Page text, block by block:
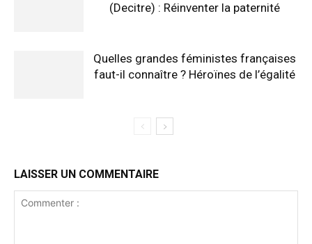
(Decitre) : Réinventer la paternité
Quelles grandes féministes françaises
faut-il connaître ? Héroïnes de l’égalité
LAISSER UN COMMENTAIRE